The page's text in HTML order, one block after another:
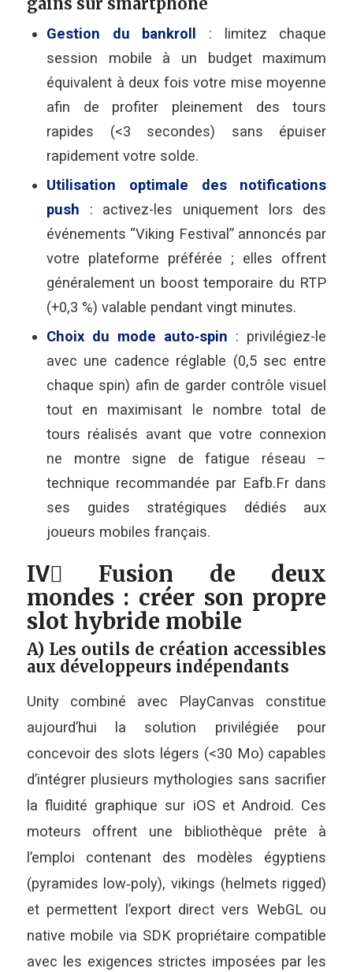
Gestion du bankroll
: limitez chaque
session mobile à un budget maximum
équivalent à deux fois votre mise moyenne
afin de profiter pleinement des tours
rapides (<3 secondes) sans épuiser
rapidement votre solde.
Utilisation optimale des notifications
push : activez-les uniquement lors des
événements “Viking Festival” annoncés par
votre plateforme préférée ; elles offrent
généralement un boost temporaire du RTP
(+0,3 %) valable pendant vingt minutes.
Choix du mode auto‑spin : privilégiez-le
avec une cadence réglable (0,5 sec entre
chaque spin) afin de garder contrôle visuel
tout en maximisant le nombre total de
tours réalisés avant que votre connexion
ne montre signe de fatigue réseau –
technique recommandée par Eafb.Fr dans
ses guides stratégiques dédiés aux
joueurs mobiles français.
IV️⃣ Fusion de deux
mondes : créer son propre
slot hybride mobile
A) Les outils de création accessibles
aux développeurs indépendants
Unity combiné avec PlayCanvas constitue
aujourd’hui la solution privilégiée pour
concevoir des slots légers (<30 Mo) capables
d’intégrer plusieurs mythologies sans sacrifier
la fluidité graphique sur iOS et Android. Ces
moteurs offrent une bibliothèque prête à
l’emploi contenant des modèles égyptiens
(pyramides low‑poly), vikings (helmets rigged)
et permettent l’export direct vers WebGL ou
native mobile via SDK propriétaire compatible
avec les exigences strictes imposées par les